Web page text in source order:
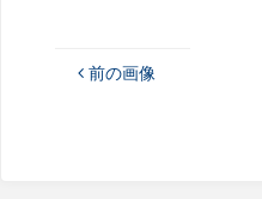
前の画像